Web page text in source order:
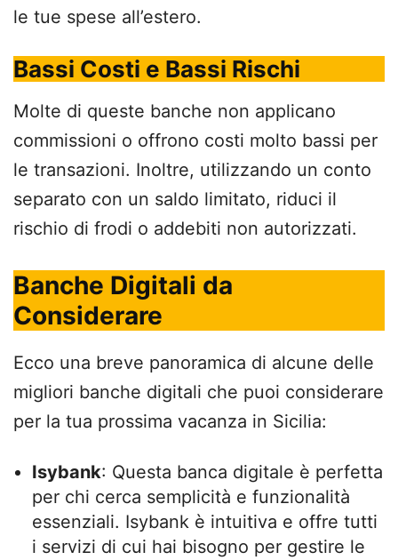
le tue spese all’estero.
Bassi Costi e Bassi Rischi
Molte di queste banche non applicano
commissioni o offrono costi molto bassi per
le transazioni. Inoltre, utilizzando un conto
separato con un saldo limitato, riduci il
rischio di frodi o addebiti non autorizzati.
Banche Digitali da
Considerare
Ecco una breve panoramica di alcune delle
migliori banche digitali che puoi considerare
per la tua prossima vacanza in Sicilia:
Isybank: Questa banca digitale è perfetta
per chi cerca semplicità e funzionalità
essenziali. Isybank è intuitiva e offre tutti
i servizi di cui hai bisogno per gestire le